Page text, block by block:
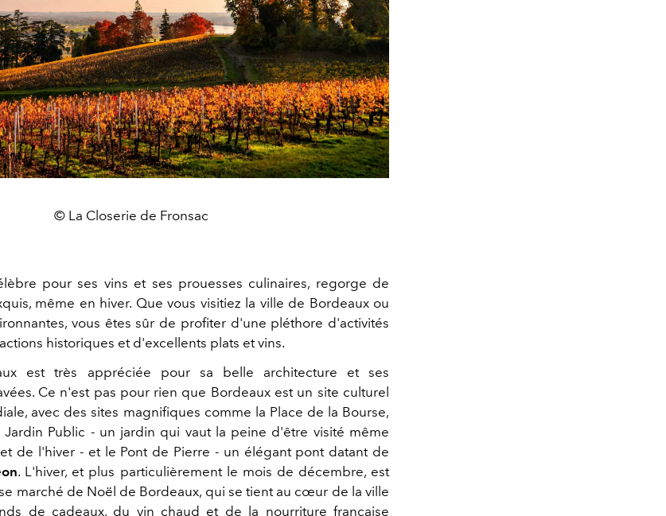
© La Closerie de Fronsac
pour ses vins et ses prouesses culinaires, regorge de
même en hiver. Que vous visitiez la ville de Bordeaux ou
vous êtes sûr de profiter d'une pléthore d'activités
historiques et d'excellents plats et vins.
est très appréciée pour sa belle architecture et ses
Ce n'est pas pour rien que Bordeaux est un site culturel
avec des sites magnifiques comme la Place de la Bourse,
Jardin Public - un jardin qui vaut la peine d'être visité même
de l'hiver - et le Pont de Pierre - un élégant pont datant de
. L'hiver, et plus particulièrement le mois de décembre, est
marché de Noël de Bordeaux, qui se tient au cœur de la ville
de cadeaux, du vin chaud et de la nourriture française